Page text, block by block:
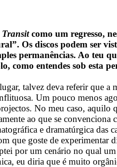
Transitcomo um regresso,
Os discos podem ser
permanências. Ao teu
como entendes sob esta
talvez deva referir que a
Um pouco menos
No meu caso, aquilo
ao que se
e dramatúrgica das
que goste de experimentar
por um cenário no qual
eu diria que é muito